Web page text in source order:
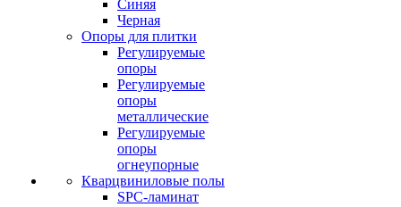
Синяя
Черная
Опоры для плитки
Регулируемые
опоры
Регулируемые
опоры
металлические
Регулируемые
опоры
огнеупорные
Кварцвиниловые полы
SPC-ламинат